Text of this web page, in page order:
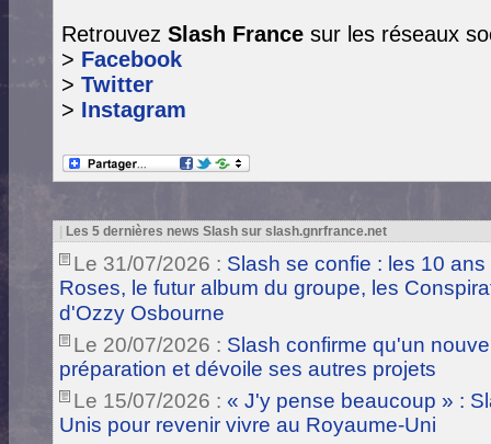
Retrouvez Slash France sur les réseaux
> Facebook
> Twitter
> Instagram
Les 5 dernières news Slash sur slash.gnrfrance.net
Le 31/07/2026 : Slash se confie : les 10
Roses, le futur album du groupe, les
d'Ozzy Osbourne
Le 20/07/2026 : Slash confirme qu'un
préparation et dévoile ses autres projets
Le 15/07/2026 : « J'y pense beaucoup » :
Unis pour revenir vivre au Royaume-Uni